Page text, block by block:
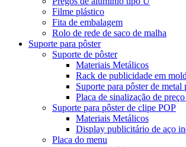
Filme plástico
Fita de embalagem
Rolo de rede de saco de malha
Suporte para pôster
Suporte de pôster
Materiais Metálicos
Rack de publicidade em
Suporte para pôster de metal
Placa de sinalização de
Suporte para pôster de clipe POP
Materiais Metálicos
Display publicitário de aço
Placa do menu